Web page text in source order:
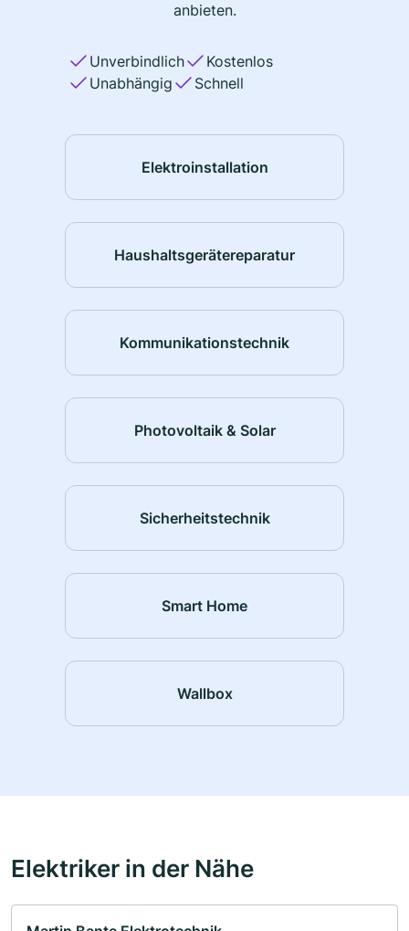
anbieten.
Unverbindlich
Kostenlos
Unabhängig
Schnell
Elektroinstallation
Haushaltsgerätereparatur
Kommunikationstechnik
Photovoltaik & Solar
Sicherheitstechnik
Smart Home
Wallbox
Elektriker in der Nähe